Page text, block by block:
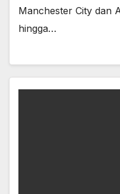
Manchester City dan
hingga…